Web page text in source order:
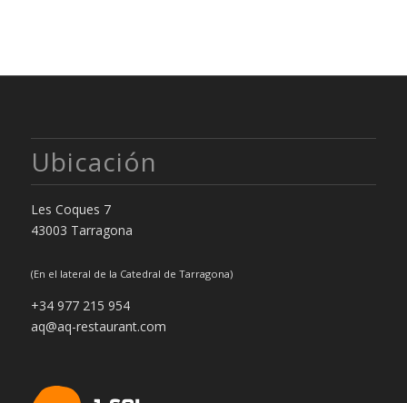
Ubicación
Les Coques 7
43003 Tarragona
(En el lateral de la Catedral de Tarragona)
+34 977 215 954
aq@aq-restaurant.com